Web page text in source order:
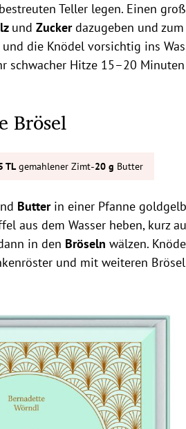
Teller legen. Einen
und Zuckerdazugeben und
die Knödel vorsichtig ins
schwacher Hitze 15–20
Brösel
gemahlener Zimt- Butter
Butter in einer Pfanne
aus dem Wasser heben, kurz
in den Bröseln wälzen.
und mit weiteren